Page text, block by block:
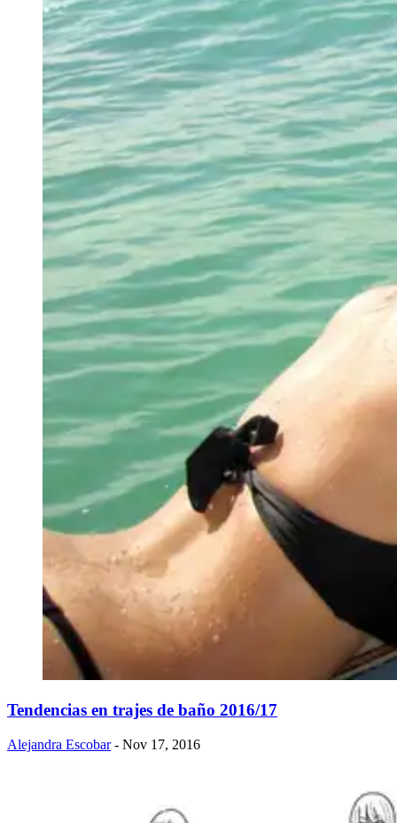
Tendencias en trajes de baño 2016/17
Alejandra Escobar - Nov 17, 2016